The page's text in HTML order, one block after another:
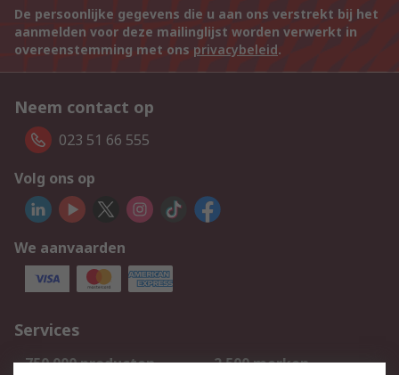
De persoonlijke gegevens die u aan ons verstrekt bij het
aanmelden voor deze mailinglijst worden verwerkt in
overeenstemming met ons privacybeleid.
Neem contact op
023 51 66 555
Volg ons op
We aanvaarden
Services
750.000 producten
2.500 merken